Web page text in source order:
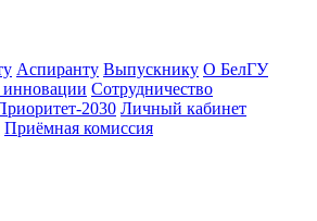
Аспиранту Выпускнику О БелГУ
Сотрудничество
2030 Личный кабинет
Приёмная комиссия